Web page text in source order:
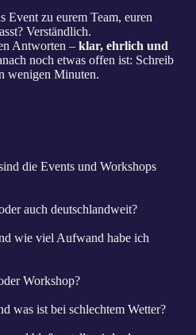
Event zu eurem Team, euren
Verständlich.
Antworten – klar, ehrlich und
noch etwas offen ist: Schreib
wenigen Minuten.
die Events und Workshops
auch deutschlandweit?
wie viel Aufwand habe ich
Workshop?
was ist bei schlechtem Wetter?